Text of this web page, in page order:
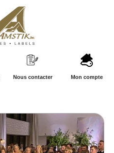
Nous contacter Mon compte